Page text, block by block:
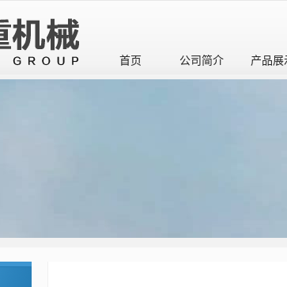
首页 公司简介 产品展